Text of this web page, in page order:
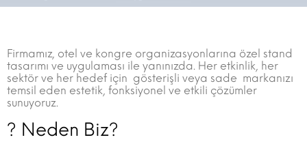
Firmamız, otel ve kongre organizasyonlarına özel stand
tasarımı ve uygulaması ile yanınızda. Her etkinlik, her
sektör ve her hedef için  gösterişli veya sade  markanızı
temsil eden estetik, fonksiyonel ve etkili çözümler
sunuyoruz.
? Neden Biz?